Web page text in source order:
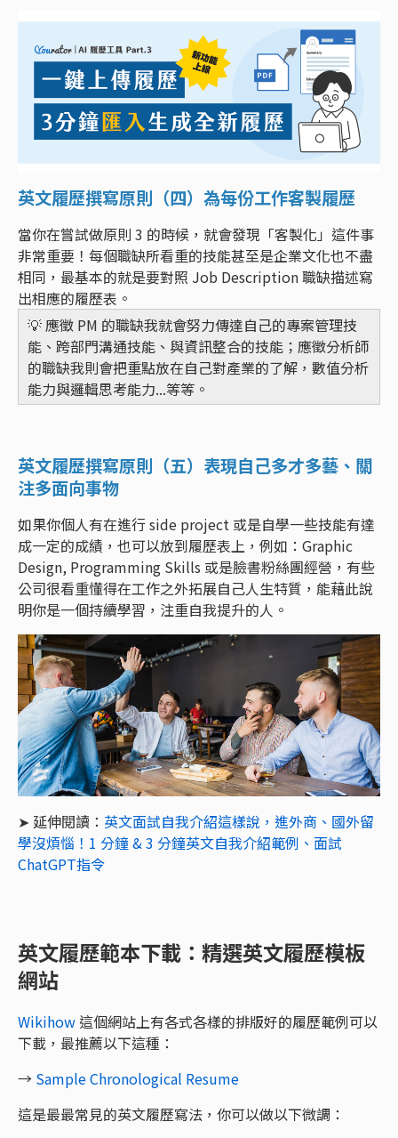
英文履歷撰寫原則（四）為每份工作客製履歷
當你在嘗試做原則 3 的時候，就會發現「客製化」這件事
非常重要！每個職缺所看重的技能甚至是企業文化也不盡
相同，最基本的就是要對照 Job Description 職缺描述寫
出相應的履歷表。
💡 應徵 PM 的職缺我就會努力傳達自己的專案管理技
能、跨部門溝通技能、與資訊整合的技能；應徵分析師
的職缺我則會把重點放在自己對產業的了解，數值分析
能力與邏輯思考能力...等等。
英文履歷撰寫原則（五）表現自己多才多藝、關
注多面向事物
如果你個人有在進行 side project 或是自學一些技能有達
成一定的成績，也可以放到履歷表上，例如：Graphic
Design, Programming Skills 或是臉書粉絲團經營，有些
公司很看重懂得在工作之外拓展自己人生特質，能藉此說
明你是一個持續學習，注重自我提升的人。
➤ 延伸閱讀： 英文面試自我介紹這樣說，進外商、國外留
學沒煩惱！1 分鐘 & 3 分鐘英文自我介紹範例、面試
ChatGPT指令
英文履歷範本下載：精選英文履歷模板
網站
Wikihow 這個網站上有各式各樣的排版好的履歷範例可以
下載，最推薦以下這種：
→ Sample Chronological Resume
這是最最常見的英文履歷寫法，你可以做以下微調：